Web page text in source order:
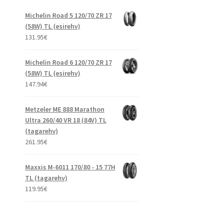
Michelin Road 5 120/70 ZR 17
(58W) TL (esirehv)
131.95€
Michelin Road 6 120/70 ZR 17
(58W) TL (esirehv)
147.94€
Metzeler ME 888 Marathon
Ultra 260/40 VR 18 (84V) TL
(tagarehv)
261.95€
Maxxis M-6011 170/80 - 15 77H
TL (tagarehv)
119.95€